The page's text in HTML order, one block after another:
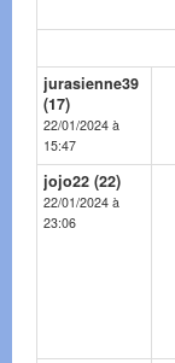
jurasienne39
(17)
22/01/2024 à
15:47
jojo22 (22)
22/01/2024 à
23:06